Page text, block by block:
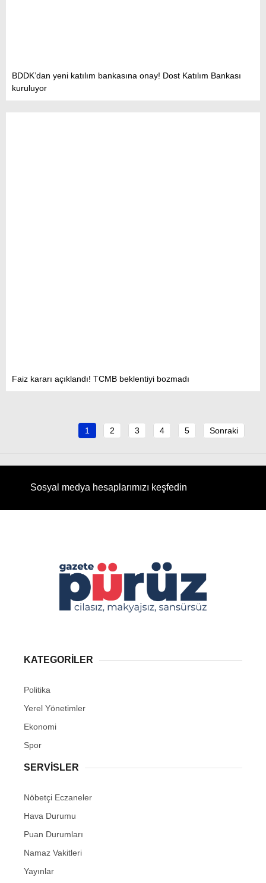
BDDK’dan yeni katılım bankasına onay! Dost Katılım Bankası
kuruluyor
Faiz kararı açıklandı! TCMB beklentiyi bozmadı
1 2 3 4 5 Sonraki
Sosyal medya hesaplarımızı keşfedin
KATEGORİLER
Politika
Yerel Yönetimler
Ekonomi
Spor
SERVİSLER
Nöbetçi Eczaneler
Hava Durumu
Puan Durumları
Namaz Vakitleri
Yayınlar